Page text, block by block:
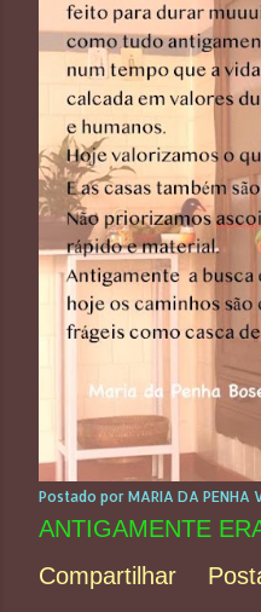
Postado por MARIA DA PENHA
ANTIGAMENTE
Compartilhar